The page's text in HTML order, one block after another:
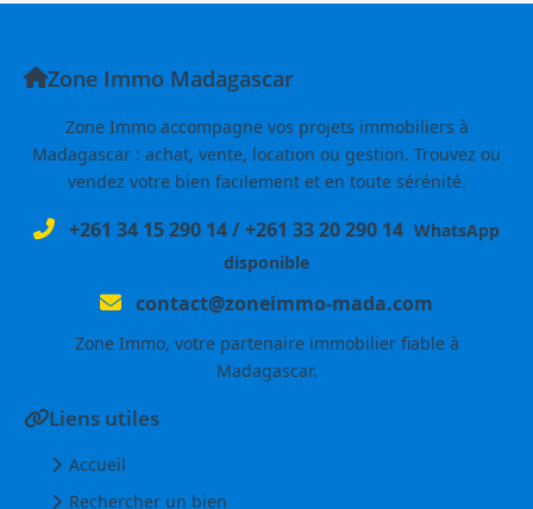
Zone Immo Madagascar
Zone Immo accompagne vos projets immobiliers à
Madagascar : achat, vente, location ou gestion. Trouvez ou
vendez votre bien facilement et en toute sérénité.
+261 34 15 290 14/+261 33 20 290 14 WhatsApp
disponible
contact@zoneimmo-mada.com
Zone Immo, votre partenaire immobilier fiable à
Madagascar.
Liens utiles
Accueil
Rechercher un bien